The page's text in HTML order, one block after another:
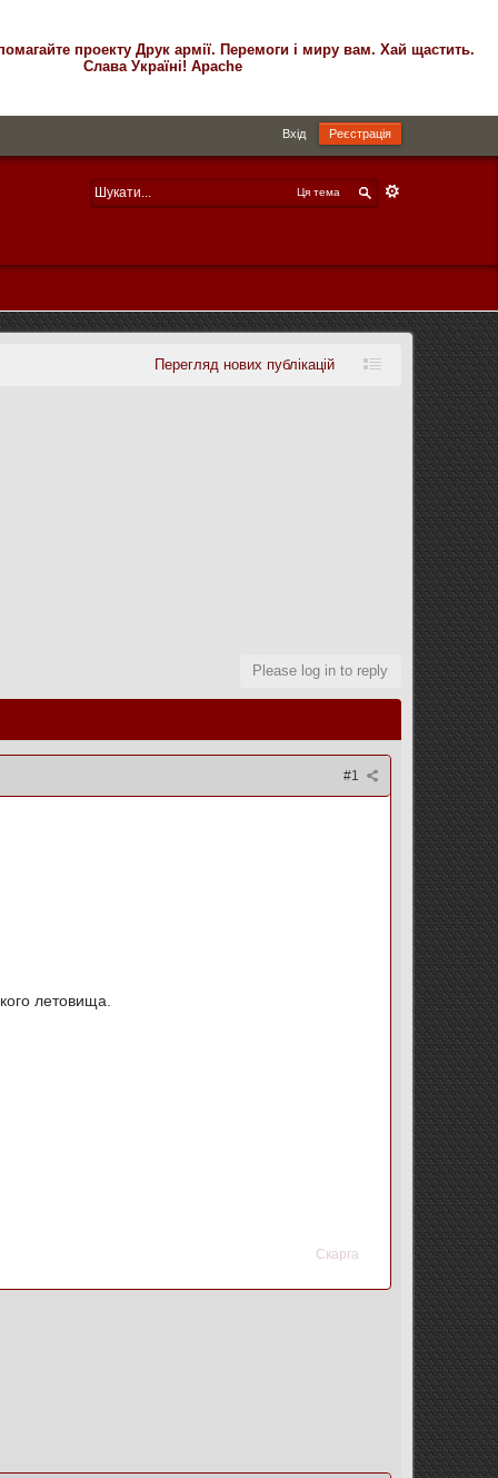
проекту Друк армії. Перемоги і миру вам. Хай щастить.
Слава Україні! Apache
Вхід Реєстрація
Ця тема
Перегляд нових публікацій
Please log in to reply
#1
летовища.
Скарга